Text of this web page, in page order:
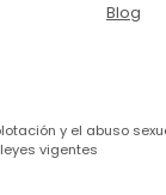
Blog
y el abuso
vigentes